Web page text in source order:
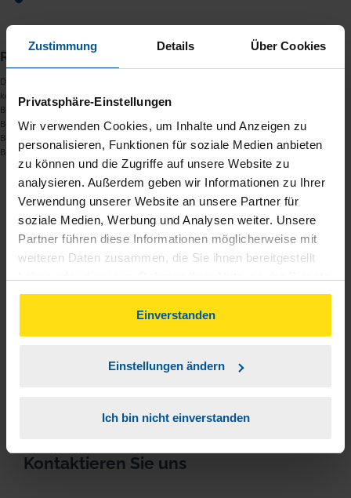
Zustimmung Details Über Cookies
Privatsphäre-Einstellungen
Wir verwenden Cookies, um Inhalte und Anzeigen zu
personalisieren, Funktionen für soziale Medien anbieten
zu können und die Zugriffe auf unsere Website zu
analysieren. Außerdem geben wir Informationen zu Ihrer
Verwendung unserer Website an unsere Partner für
soziale Medien, Werbung und Analysen weiter. Unsere
Partner führen diese Informationen möglicherweise mit
weiteren Daten zusammen, die Sie ihnen bereitgestellt
gesammelt haben. Indem Sie auf Einverstanden klicken,
können Sie der Verwendung von Cookies, gemäß
unserer
Einverstanden
Einstellungen ändern
Ich bin nicht einverstanden
Redaktion
Dies ist ein redaktioneller Text des
keine Beratung zu Themen, die außerhalb der steuerlichen
Beratungsbefugnis eines Lohnsteuerhilfevereins liegen. Eine
Beratungsleistung im konkreten Einzelfall kann nur im Rahmen der
Begründung einer Mitgliedschaft und ausschließlich innerhalb der
Beratungsbefugnis nach § 4 Nr. 11 StBerG erfolgen.
Beitrag teilen
Sie haben Fragen?
Kontaktieren Sie uns